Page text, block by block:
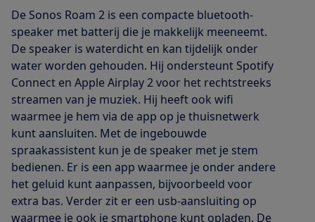
De Sonos Roam 2 is een compacte bluetooth-
speaker met batterij die je makkelijk meeneemt.
De speaker is waterdicht en kan tijdelijk onder
water worden gehouden. Hij ondersteunt Spotify
Connect en Apple Airplay 2 voor het rechtstreeks
streamen van je muziek. Hij heeft ook wifi
waarmee je hem via de app op je thuisnetwerk
kunt aansluiten. Met de ingebouwde
spraakassistent kun je de speaker met je stem
bedienen. Er is een app waarmee je onder andere
het geluid kunt aanpassen, bijvoorbeeld voor
extra bas. Verder zit er een usb-aansluiting op
waarmee je ook je smartphone kunt opladen. De